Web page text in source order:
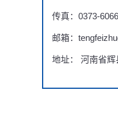
传真：0373-
邮箱：
地址： 河南省